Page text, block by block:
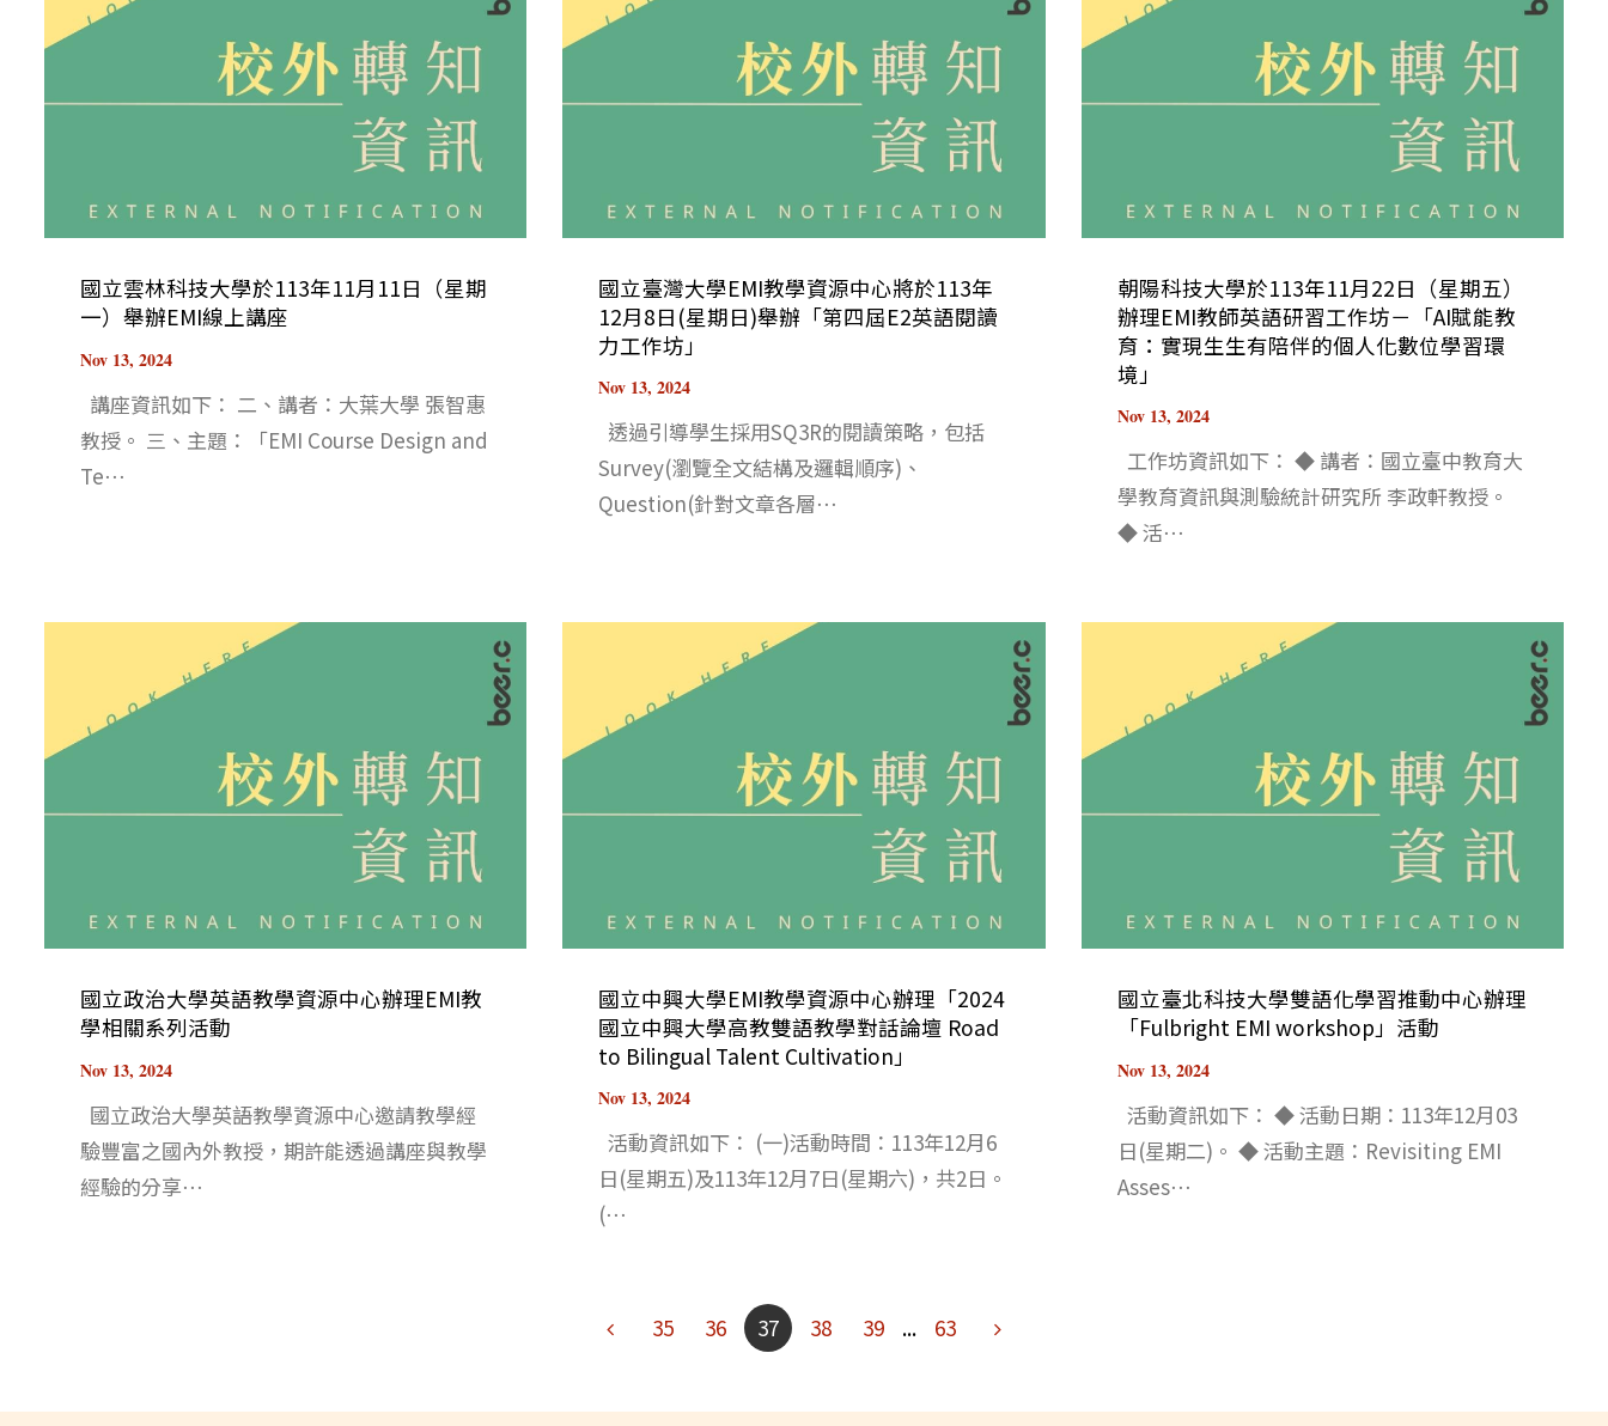
國立雲林科技大學於113年11月11日（星期
一）舉辦EMI線上講座
Nov 13, 2024
講座資訊如下： 二、講者：大葉大學 張智惠
教授。 三、主題：「EMI Course Design and
Te⋯
國立臺灣大學EMI教學資源中心將於113年
12月8日(星期日)舉辦「第四屆E2英語閱讀
力工作坊」
Nov 13, 2024
透過引導學生採用SQ3R的閱讀策略，包括
Survey(瀏覽全文結構及邏輯順序)、
Question(針對文章各層⋯
朝陽科技大學於113年11月22日（星期五）
辦理EMI教師英語研習工作坊－「AI賦能教
育：實現生生有陪伴的個人化數位學習環
境」
Nov 13, 2024
工作坊資訊如下： ◆ 講者：國立臺中教育大
學教育資訊與測驗統計研究所 李政軒教授。
◆ 活⋯
國立政治大學英語教學資源中心辦理EMI教
學相關系列活動
Nov 13, 2024
國立政治大學英語教學資源中心邀請教學經
驗豐富之國內外教授，期許能透過講座與教學
經驗的分享⋯
國立中興大學EMI教學資源中心辦理「2024
國立中興大學高教雙語教學對話論壇 Road
to Bilingual Talent Cultivation」
Nov 13, 2024
活動資訊如下： (一)活動時間：113年12月6
日(星期五)及113年12月7日(星期六)，共2日。
(⋯
國立臺北科技大學雙語化學習推動中心辦理
「Fulbright EMI workshop」活動
Nov 13, 2024
活動資訊如下： ◆ 活動日期：113年12月03
日(星期二)。 ◆ 活動主題：Revisiting EMI
Asses⋯
Previous
35 36 37 38 39 ... 63 Next